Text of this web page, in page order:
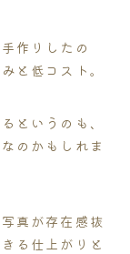
作りしたの
と低コスト。
というのも、
のかもしれま
真が存在感抜
る仕上がりと